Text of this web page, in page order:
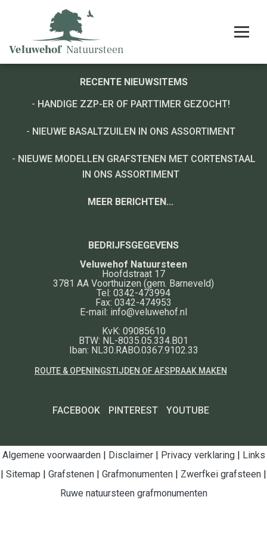
BEDRIJFSGEGEVENS
Veluwehof Natuursteen
Hoofdstraat 17
3781 AA Voorthuizen (gem. Barneveld)
Tel: 0342-473994
Fax: 0342-474953
E-mail: info@veluwehof.nl
KvK: 09085610
BTW: NL-8035.05.334.B01
Iban: NL30.RABO.0367.9102.33
ROUTE & OPENINGSTIJDEN OF AFSPRAAK MAKEN
RECENTE NIEUWSITEMS
- HANDIGE ZZP-ER OF PARTTIMER GEZOCHT!
- NIEUWE BASALTZUILEN IN ONS ASSORTIMENT
- NIEUWE MODELLEN GRAFSTENEN MET CORTENSTAAL
IN ONS ASSORTIMENT
MEER BERICHTEN...
FACEBOOK PINTEREST YOUTUBE
Algemene voorwaarden| Disclaimer| Privacy verklaring| Links
| Sitemap | Grafstenen | Grafmonumenten | Zwerfkei grafsteen |
Ruwe natuursteen grafmonumenten